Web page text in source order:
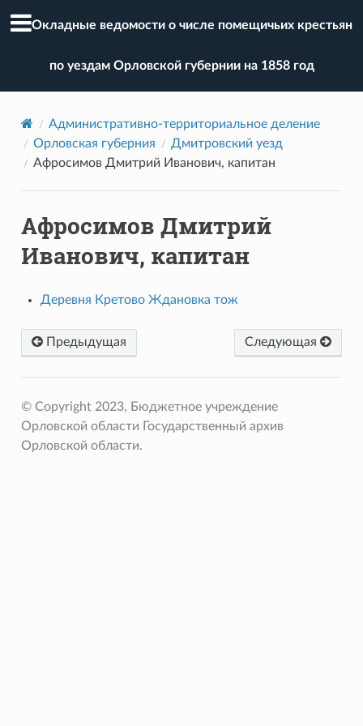
Окладные ведомости о числе помещичьих крестьян
по уездам Орловской губернии на 1858 год
Административно-территориальное деление
Орловская губерния
Дмитровский уезд
Афросимов Дмитрий Иванович, капитан
Афросимов Дмитрий
Иванович, капитан
Деревня Кретово Ждановка тож
Предыдущая Следующая
© Copyright 2023, Бюджетное учреждение
Орловской области Государственный архив
Орловской области.